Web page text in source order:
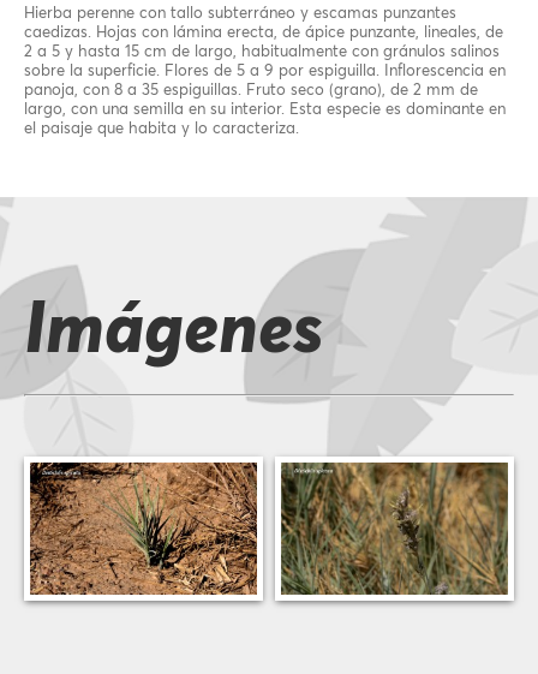
Hierba perenne con tallo subterráneo y escamas punzantes
caedizas. Hojas con lámina erecta, de ápice punzante, lineales, de
2 a 5 y hasta 15 cm de largo, habitualmente con gránulos salinos
sobre la superficie. Flores de 5 a 9 por espiguilla. Inflorescencia en
panoja, con 8 a 35 espiguillas. Fruto seco (grano), de 2 mm de
largo, con una semilla en su interior. Esta especie es dominante en
el paisaje que habita y lo caracteriza.
Imágenes